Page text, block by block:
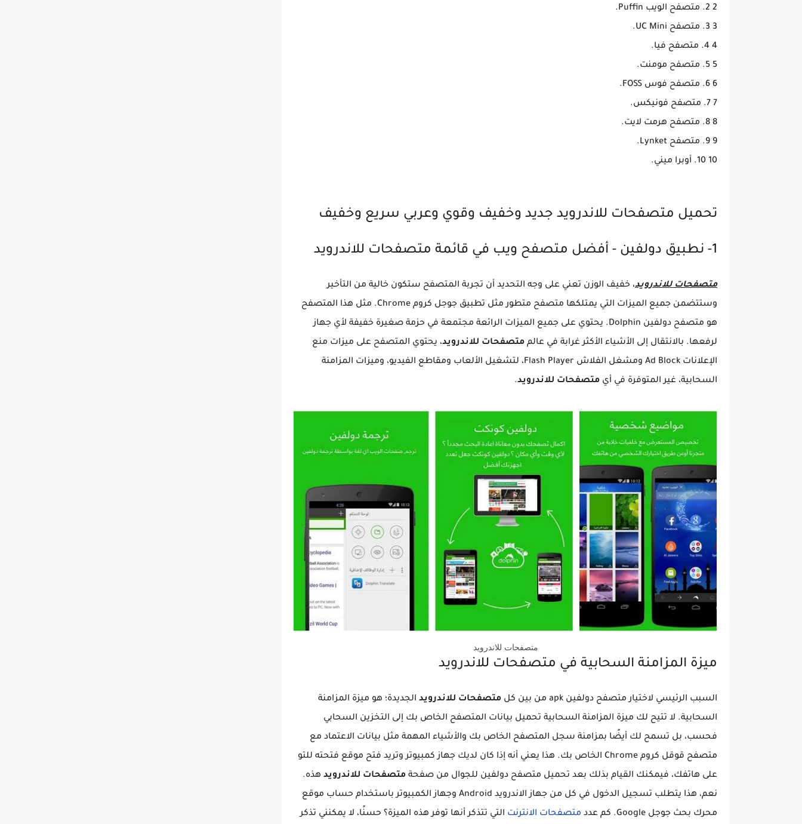
2 2. متصفح الويب Puffin.
3 3. متصفح UC Mini.
4 4. متصفح فيا.
5 5. متصفح مومنت.
6 6. متصفح فوس FOSS.
7 7. متصفح فونيكس.
8 8. متصفح هرمت لايت.
9 9. متصفح Lynket.
10 10. أوبرا ميني.
تحميل متصفحات للاندرويد جديد وخفيف وقوي وعربي سريع وخفيف
1- نطبيق دولفين - أفضل متصفح ويب في قائمة متصفحات للاندرويد
متصفحات للاندرويد، خفيف الوزن تعني على وجه التحديد أن تجربة المتصفح ستكون خالية من التأخير
وستتضمن جميع الميزات التي يمتلكها متصفح متطور مثل تطبيق جوجل كروم Chrome. مثل هذا المتصفح
هو متصفح دولفين Dolphin. يحتوي على جميع الميزات الرائعة مجتمعة في حزمة صغيرة خفيفة لأي جهاز
لرفعها. بالانتقال إلى الأشياء الأكثر غرابة في عالم متصفحات للاندرويد، يحتوي المتصفح على ميزات منع
الإعلانات Ad Block ومشغل الفلاش Flash Player، لتشغيل الألعاب ومقاطع الفيديو، وميزات المزامنة
السحابية، غير المتوفرة في أي متصفحات للاندرويد.
متصفحات للاندرويد
ميزة المزامنة السحابية في متصفحات للاندرويد
السبب الرئيسي لاختيار متصفح دولفين apk من بين كل متصفحات للاندرويد الجديدة؛ هو ميزة المزامنة
السحابية. لا تتيح لك ميزة المزامنة السحابية تحميل بيانات المتصفح الخاص بك إلى التخزين السحابي
فحسب، بل تسمح لك أيضًا بمزامنة سجل المتصفح الخاص بك والأشياء المهمة مثل بيانات الاعتماد مع
متصفح قوقل كروم Chrome الخاص بك. هذا يعني أنه إذا كان لديك جهاز كمبيوتر وتريد فتح موقع فتحته للتو
على هاتفك، فيمكنك القيام بذلك بعد تحميل متصفح دولفين للجوال من صفحة متصفحات للاندرويد هذه.
نعم، هذا يتطلب تسجيل الدخول في كل من جهاز الاندرويد Android وجهاز الكمبيوتر باستخدام حساب موقع
محرك بحث جوجل Google. كم عدد
متصفحات الانترنت التي تتذكر أنها توفر هذه الميزة؟ حسنًا، لا يمكنني تذكر